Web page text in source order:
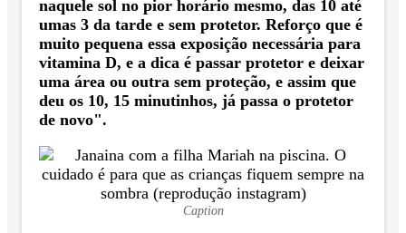
naquele sol no pior horário mesmo, das 10 até
umas 3 da tarde e sem protetor. Reforço que é
muito pequena essa exposição necessária para
vitamina D, e a dica é passar protetor e deixar
uma área ou outra sem proteção, e assim que
deu os 10, 15 minutinhos, já passa o protetor
de novo".
Caption